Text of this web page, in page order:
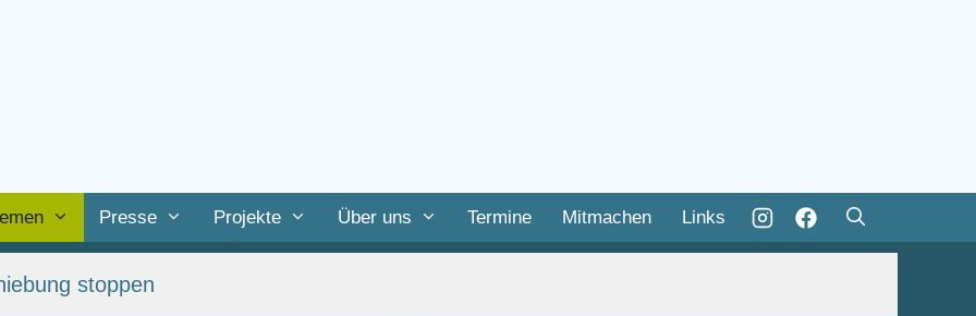
Presse Projekte Über uns Termine Mitmachen Links
stoppen